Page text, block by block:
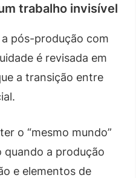
trabalho invisível
pós-produção com
é revisada em
a transição entre
o “mesmo mundo”
a produção
e elementos de